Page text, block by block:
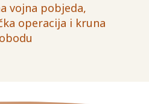
vojna pobjeda,
operacija i kruna